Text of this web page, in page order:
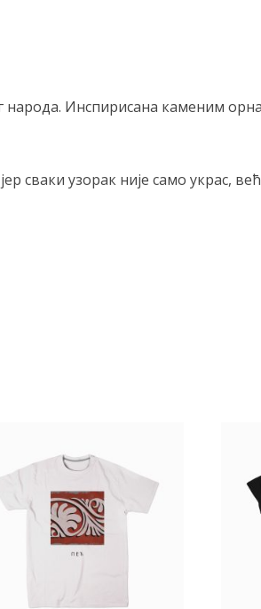
народа. Инспирисана каменим
узорак није само украс,